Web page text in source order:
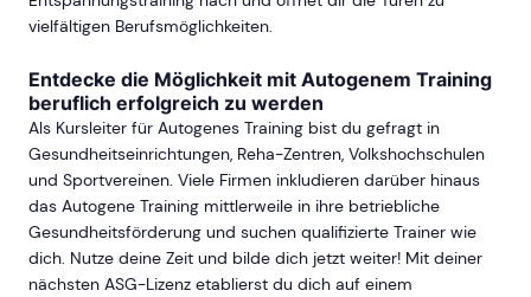
vielfältigen Berufsmöglichkeiten.
Entdecke die Möglichkeit mit Autogenem Training
beruflich erfolgreich zu werden
Als Kursleiter für Autogenes Training bist du gefragt in
Gesundheitseinrichtungen, Reha-Zentren, Volkshochschulen
und Sportvereinen. Viele Firmen inkludieren darüber hinaus
das Autogene Training mittlerweile in ihre betriebliche
Gesundheitsförderung und suchen qualifizierte Trainer wie
dich. Nutze deine Zeit und bilde dich jetzt weiter! Mit deiner
nächsten ASG-Lizenz etablierst du dich auf einem